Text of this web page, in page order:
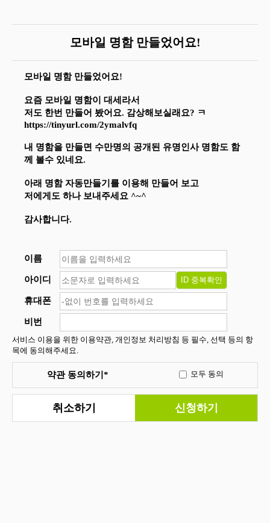
모바일 명함 만들었어요!
모바일 명함 만들었어요!
요즘 모바일 명함이 대세라서
저도 한번 만들어 봤어요. 감상해보실래요? ㅋ
https://tinyurl.com/2ymalvfq
내 명함을 만들면 수만명의 공개된 유명인사 명함도 함
께 볼수 있네요.
아래 명함 자동만들기를 이용해 만들어 보고
저에게도 하나 보내주세요 ^~^
감사합니다.
이름
아이디
휴대폰
비번
서비스 이용을 위한 이용약관, 개인정보 처리방침 등 필수, 선택 등의 항
목에 동의해주세요.
약관 동의하기* 모두 동의
취소하기 신청하기